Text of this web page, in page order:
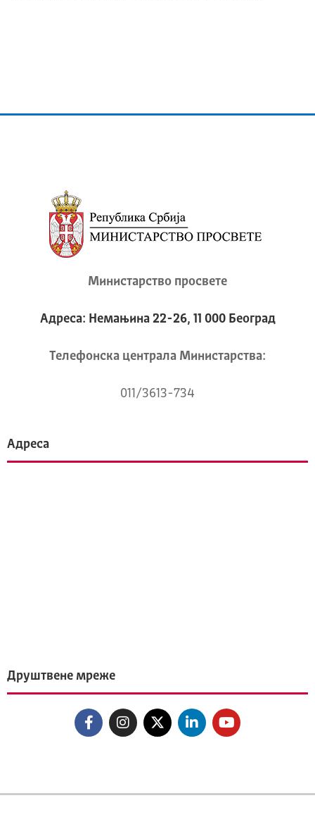
Министарство просвете
Адреса: Немањина 22-26, 11 000 Београд
Телeфонска централа Mинистарства:
011/3613-734
Адреса
Друштвене мреже